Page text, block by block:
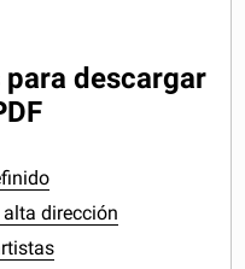
descargar
dirección